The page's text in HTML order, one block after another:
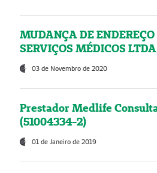
MUDANÇA DE
SERVIÇOS MÉDICOS
03 de Novembro de 2020
Prestador Medlife
(51004334-2)
01 de Janeiro de 2019